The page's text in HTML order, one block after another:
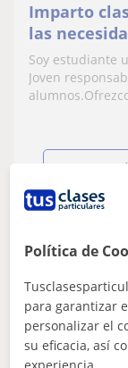
Imparto
las
primaria
Soy estudiante
Joven
Valencia
Política de
para garantizar
personalizar el
su eficacia, así
experiencia.